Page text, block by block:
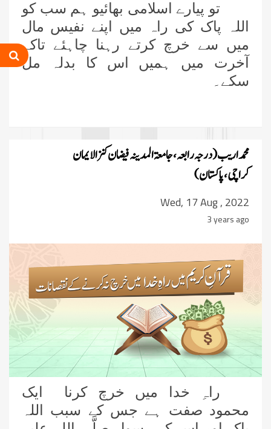
تو پیارے اسلامی بھائیو ہم سب کو
اللہ پاک کی راہ میں اپنے نفیس مال
میں سے خرچ کرتے رہنا چاہئے تاکہ
آخرت میں ہمیں اس کا بدلہ مل
سکے۔
محمد اریب (درجہ رابعہ،جامعۃ المدینہ فیضان کنز الایمان
کراچی،پاکستان)
Wed, 17 Aug , 2022
3 years ago
راہِ خدا میں خرچ کرنا ایک
محمود صفت ہے جس کے سبب اللہ